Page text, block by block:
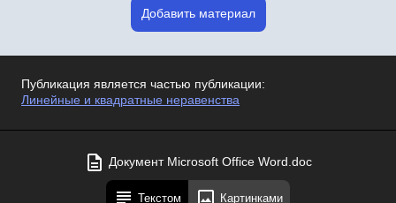
Добавить материал
Публикация является частью публикации:
Линейные и квадратные неравенства
Документ Microsoft Office Word.doc
Текстом Картинками